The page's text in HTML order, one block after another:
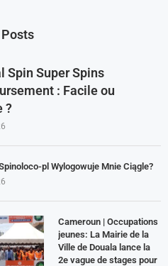
Spin Super Spins
: Facile ou
?
pl Wylogowuje Mnie Ciągle?
Cameroun | Occupations
jeunes: La Mairie de la
Ville de Douala lance la
2e vague de stages pour